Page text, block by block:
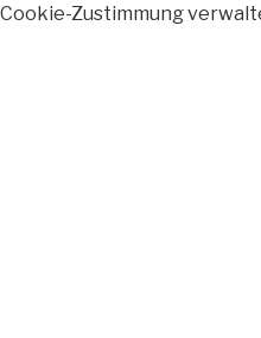
Cookie-Zustimmung